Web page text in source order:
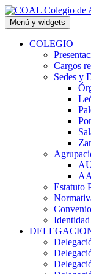
Saltar
al
contenido
Menú y widgets
COLEGIO
Cargos
Sedes y
Estatuto